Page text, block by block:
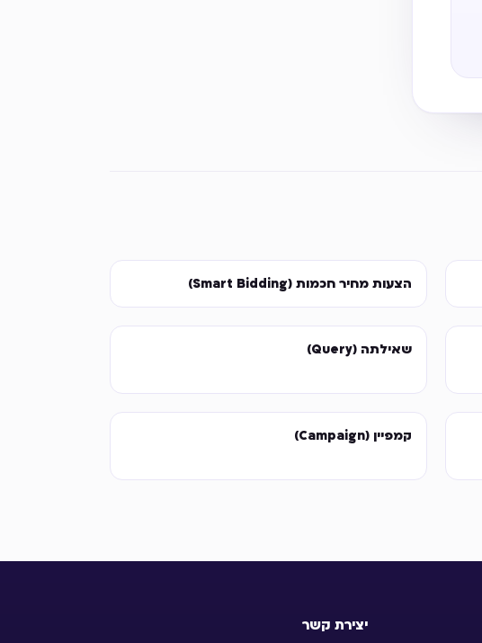
הצעות מחיר חכמות (Smart Bidding)
שאילתה (Query)
קמפיין (Campaign)
יצירת קשר